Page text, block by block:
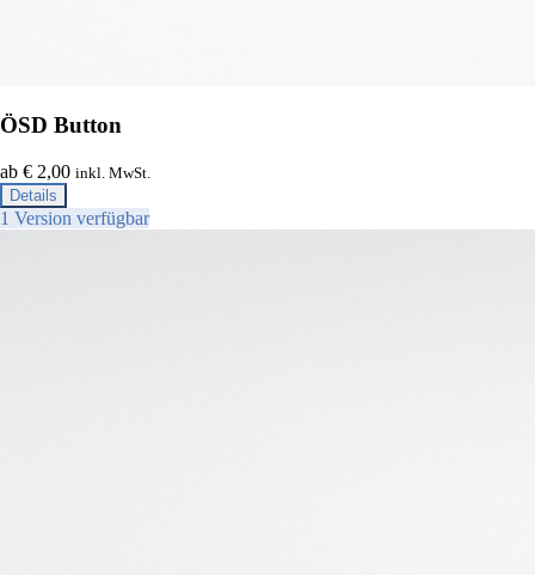
ÖSD Button
ab € 2,00 inkl. MwSt.
Details
1 Version verfügbar